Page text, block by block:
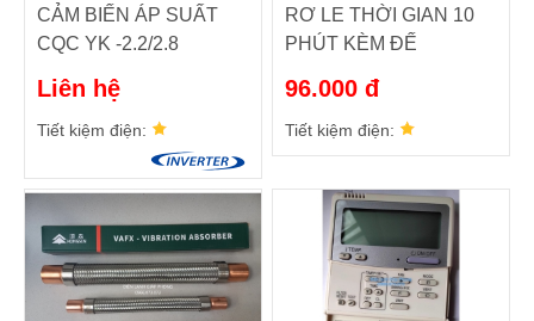
CẢM BIẾN ÁP SUẤT
CQC YK -2.2/2.8
Liên hệ
Tiết kiệm điện:
RƠ LE THỜI GIAN 10
PHÚT KÈM ĐẾ
96.000 đ
Tiết kiệm điện: